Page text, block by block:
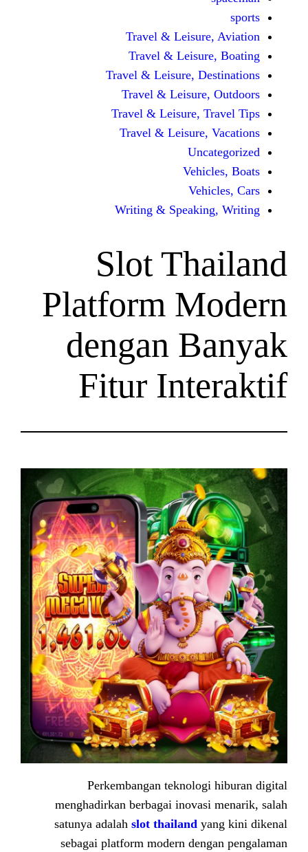
Travel &
Travel &
Travel & Leisure,
Travel &
Travel & Leisure,
Travel &
Writing &
Slot
Platform
dengan
Fitur
Perkembangan
menghadirkan berbagai
satunya adalahslot thailand
sebagai platform modern